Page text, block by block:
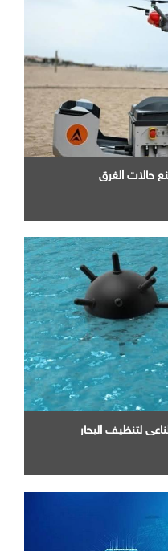
حالات الغرق
لتنظيف البحار